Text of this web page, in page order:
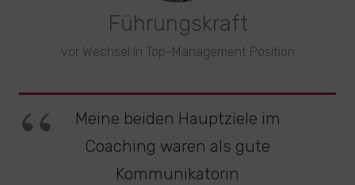
Führungskraft
vor Wechsel in Top-Management Position
Meine beiden Hauptziele im
Coaching waren als gute
Kommunikatorin